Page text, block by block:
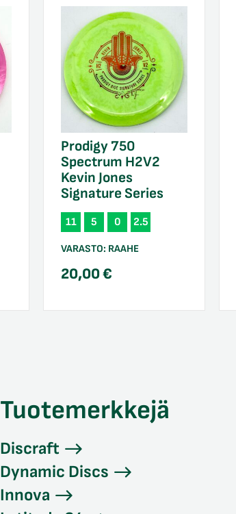
Prodigy 750
Spectrum H2V2
Kevin Jones
Signature Series
11 5 0 2.5
VARASTO: RAAHE
20,00€
Tuotemerkkejä
Discraft
Dynamic Discs
Innova